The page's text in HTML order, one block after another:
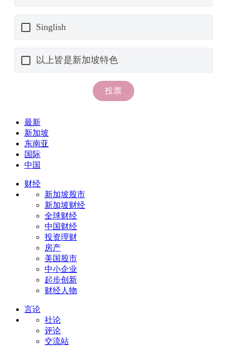
最新
新加坡
东南亚
国际
中国
财经
新加坡股市
新加坡财经
全球财经
中国财经
投资理财
房产
美国股市
中小企业
起步创新
财经人物
言论
社论
评论
交流站